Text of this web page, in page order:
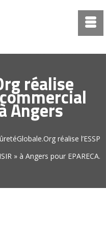
réalise
Angers
réalise l’ESSP
» à Angers pour EPARECA.